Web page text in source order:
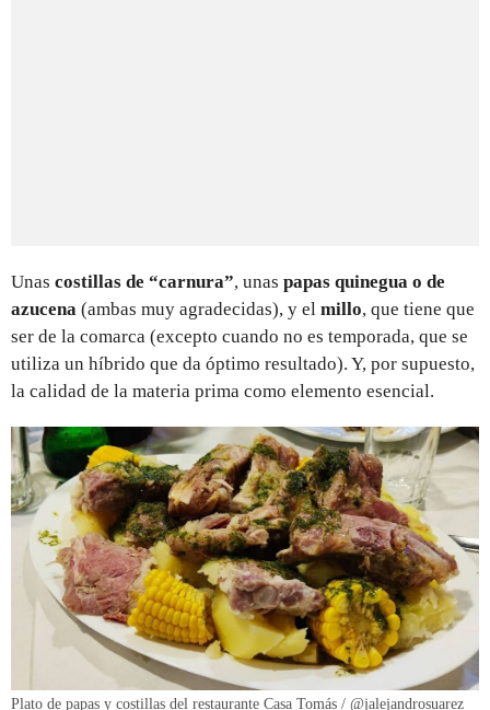
Unas costillas de “carnura”, unas papas quinegua o de
azucena (ambas muy agradecidas), y el millo, que tiene que
ser de la comarca (excepto cuando no es temporada, que se
utiliza un híbrido que da óptimo resultado). Y, por supuesto,
la calidad de la materia prima como elemento esencial.
Plato de papas y costillas del restaurante Casa Tomás / @jalejandrosuarez